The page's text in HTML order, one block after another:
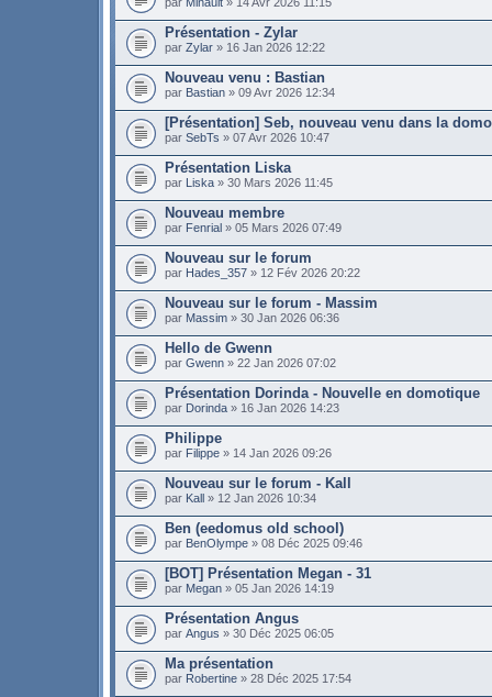
Présentation - Zylar
par Zylar » 16 Jan 2026 12:22
Nouveau venu : Bastian
par Bastian » 09 Avr 2026 12:34
[Présentation] Seb, nouveau venu dans la
par SebTs » 07 Avr 2026 10:47
Présentation Liska
par Liska » 30 Mars 2026 11:45
Nouveau membre
par Fenrial » 05 Mars 2026 07:49
Nouveau sur le forum
par Hades_357 » 12 Fév 2026 20:22
Nouveau sur le forum - Massim
par Massim » 30 Jan 2026 06:36
Hello de Gwenn
par Gwenn » 22 Jan 2026 07:02
Présentation Dorinda - Nouvelle en domotique
par Dorinda » 16 Jan 2026 14:23
Philippe
par Filippe » 14 Jan 2026 09:26
Nouveau sur le forum - Kall
par Kall » 12 Jan 2026 10:34
Ben (eedomus old school)
par BenOlympe » 08 Déc 2025 09:46
[BOT] Présentation Megan - 31
par Megan » 05 Jan 2026 14:19
Présentation Angus
par Angus » 30 Déc 2025 06:05
Ma présentation
par Robertine » 28 Déc 2025 17:54